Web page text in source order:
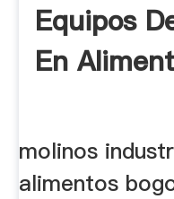
Equipos
En
molinos
alimentos